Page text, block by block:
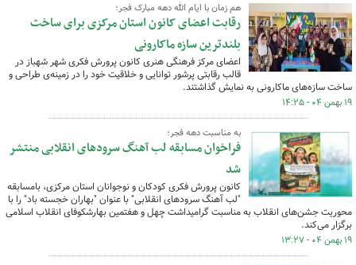
هم زمان با ایام الله دهه مبارک فجر؛
رقابت اعضای کانون استان مرکزی برای ساخت
بلندترین سازه ماکارونی
اعضای مرکز فرهنگی هنری کانون پرورش فکری شهر شهباز در
قالب رقابتی پرشور توانایی‌ و خلاقیت خود را در زمینه‌ی طراحی و
ساخت سازه‌های ماکارونی به نمایش گذاشتند.
۱۹ بهمن ۰۴ - ۱۴:۲۵
به مناسبت دهه فجر؛
فراخوان مسابقه لب آهنگ سرودهای انقلابی منتشر
شد
کانون پرورش فکری کودکان و نوجوانان استان مرکزی، بامسابقه
"لب آهنگ سرودهای انقلابی" با عنوان "بهاران خجسته باد" را با
محوریت جشن‌های انقلاب به مناسبت گرامیداشت چهل و هفتمین بهارشکوفای انقلاب اسلامی
برگزار می‌کند.
۱۹ بهمن ۰۴ - ۱۳:۲۷